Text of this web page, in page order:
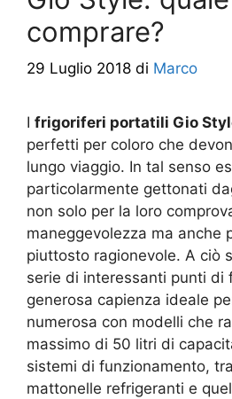
comprare?
29 Luglio 2018 di Marco
I frigoriferi portatili Gio
perfetti per coloro che
lungo viaggio. In tal senso
particolarmente gettonati
non solo per la loro
maneggevolezza ma anche
piuttosto ragionevole. A ciò
serie di interessanti punti di
generosa capienza ideale
numerosa con modelli che
massimo di 50 litri di
sistemi di funzionamento,
mattonelle refrigeranti e